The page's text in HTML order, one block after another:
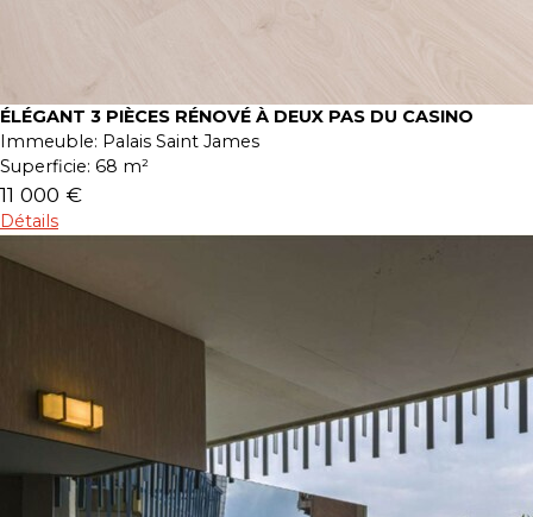
ÉLÉGANT 3 PIÈCES RÉNOVÉ À DEUX PAS DU CASINO
Immeuble: Palais Saint James
Superficie: 68 m²
11 000 €
Détails